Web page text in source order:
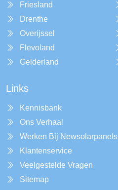
Friesland
Drenthe
Overijssel
Flevoland
Gelderland
Links
Kennisbank
Ons Verhaal
Werken Bij Newsolarpanels
Klantenservice
Veelgestelde Vragen
Sitemap